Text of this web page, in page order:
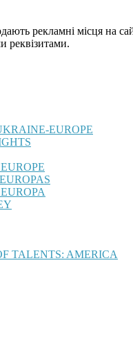
рекламні місця на
реквізитами.
EUROPE
TALENTS: AMERICA